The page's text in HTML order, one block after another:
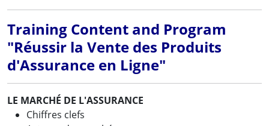
Training Content and Program
"Réussir la Vente des Produits
d'Assurance en Ligne"
LE MARCHÉ DE L'ASSURANCE
Chiffres clefs